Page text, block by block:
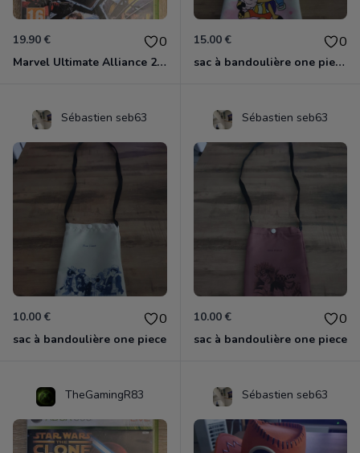
19.90 € 0
Marvel Ultimate Alliance 2 Xbox 360
15.00 € 0
sac à bandoulière one piece chopper
Sébastien seb63
10.00 € 0
sac à bandoulière one piece
Sébastien seb63
10.00 € 0
sac à bandoulière one piece
TheGamingR83 Sébastien seb63